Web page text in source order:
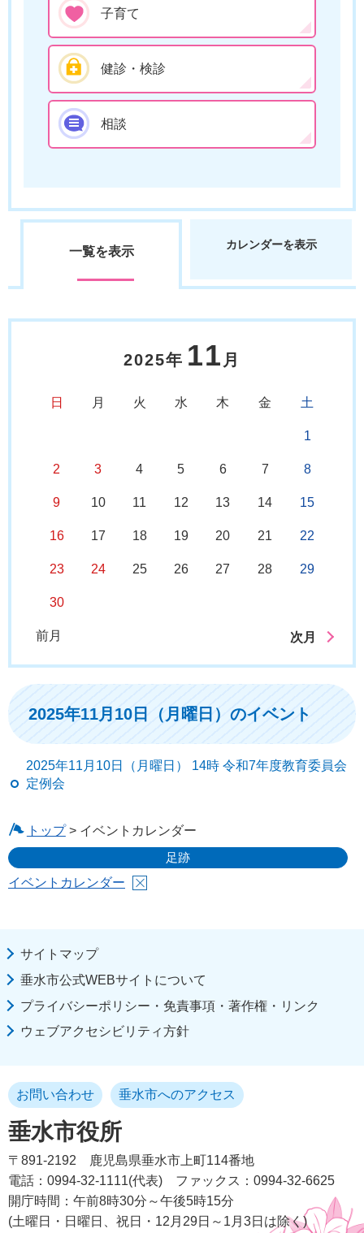
子育て
健診・検診
相談
一覧を表示 カレンダーを表示
2025年 11 月
日 月 火 水 木 金 土
1
2 3 4 5 6 7 8
9 10 11 12 13 14 15
16 17 18 19 20 21 22
23 24 25 26 27 28 29
30
前月 次月
2025年11月10日（月曜日）のイベント
2025年11月10日（月曜日） 14時 令和7年度教育委員会
定例会
トップ> イベントカレンダー
足跡
イベントカレンダー
サイトマップ
垂水市公式WEBサイトについて
プライバシーポリシー・免責事項・著作権・リンク
ウェブアクセシビリティ方針
垂水市役所
お問い合わせ 垂水市へのアクセス
〒891-2192
鹿児島県垂水市上町114番地
電話：0994-32-1111(代表)
ファックス：0994-32-6625
開庁時間：午前8時30分～午後5時15分
(土曜日・日曜日、祝日・12月29日～1月3日は除く)